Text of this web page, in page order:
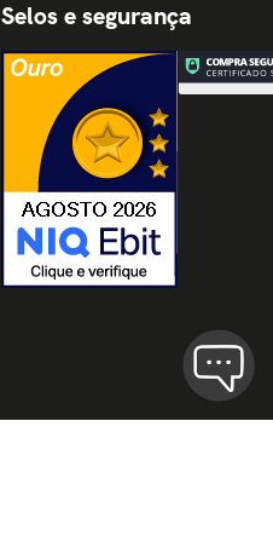
Selos e segurança